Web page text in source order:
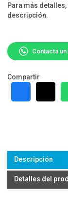
Para más
descripción.
Contacta
Compartir
Descripción
Detalles del